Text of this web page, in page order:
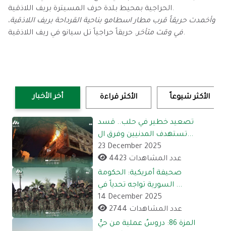
الحراجية بمحيط بلدة حرف المسيترة بريف اللاذقية.
وأخمدت حريقاً قرب مطار اسطامو بناحية القرداحة بريف اللاذقية،
في وقت متأخر.حريقاً حراجياً تل سيانو في ريف اللاذقية.
أخر الأخبار الأكثر قراءة الأكثر شيوعاً
تصعيد خطير في حلب.. قسد
تستهدف المدنيين وفرق ال...
23 December 2025
4423 عدد المشاهدات
صحيفة أمريكية: الحكومة
السورية تواجه تحدياً في ...
14 December 2025
2744 عدد المشاهدات
المزة 86: دروسٌ عملية من حيٍّ